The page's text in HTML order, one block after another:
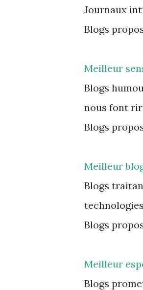
Journaux
Blogs
Meilleur
Blogs
nous font
Blogs
Meilleur
Blogs
Blogs
Meilleur
Blogs